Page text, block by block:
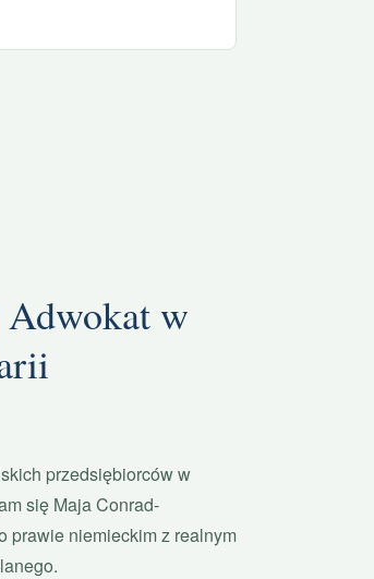
Adwokat w
przedsiębiorców w
się Maja Conrad-
prawie niemieckim z realnym